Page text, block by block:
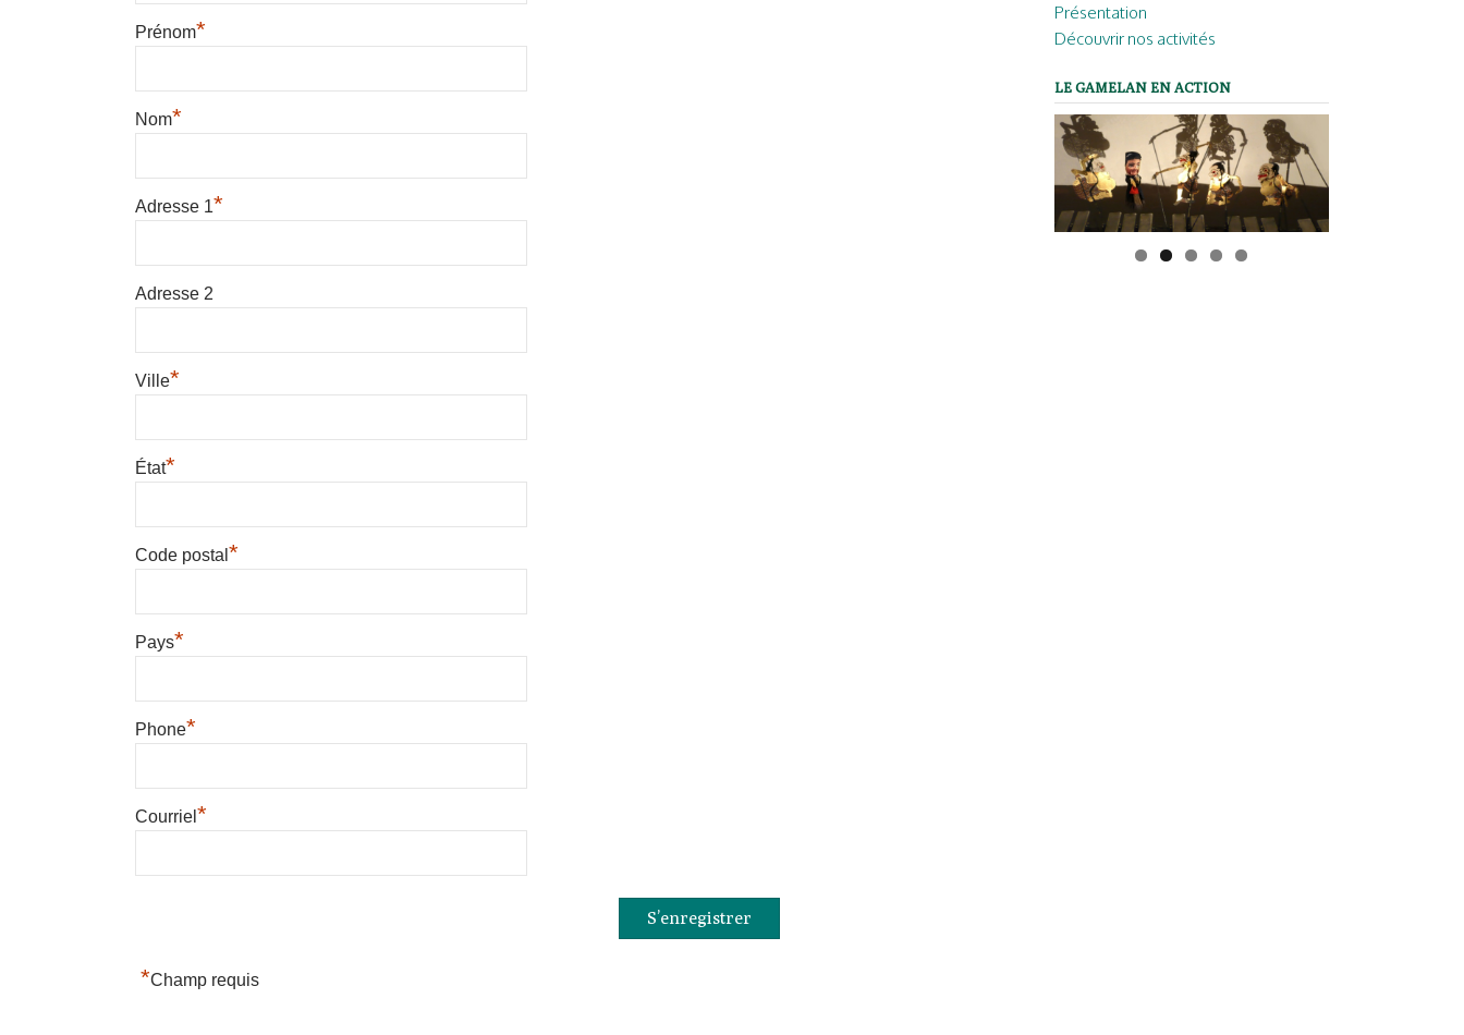
Prénom*
Nom*
Adresse 1*
Adresse 2
Ville*
État*
Code postal *
Pays*
Phone*
Courriel *
*Champ requis
Présentation
Découvrir nos activités
LE GAMELAN EN ACTION